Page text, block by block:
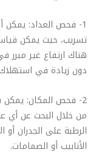
1- فحص العداد: يمكن
تسريب، حيث يمكن
هناك ارتفاع غير مبرر
دون زيادة في
2- فحص المكان:
من خلال البحث عن أي
الرطبة على الجدران
الأنابيب أو الصمامات.